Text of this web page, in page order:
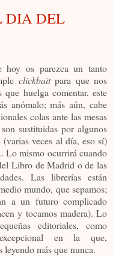
DIA DEL
os parezca un tanto
clickbaitpara que nos
huelga comentar, este
anómalo; más aún, cabe
colas ante las mesas
sustituidas por algunos
veces al día, eso sí)
Lo mismo ocurrirá cuando
Libro de Madrid o de las
Las librerías están
mundo, que sepamos;
a un futuro complicado
y tocamos madera). Lo
editoriales, como
en la que,
leyendo más que nunca.